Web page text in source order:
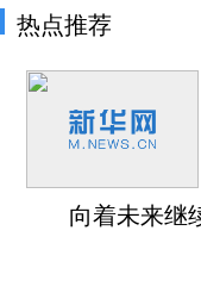
热点推荐
向着未来继